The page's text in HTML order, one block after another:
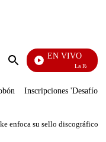
Enviar
EN VIVO
La Red
Inscripciones 'Desafío'
enfoca su sello discográfico a